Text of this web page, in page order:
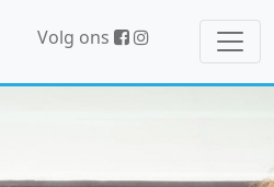
Volg ons